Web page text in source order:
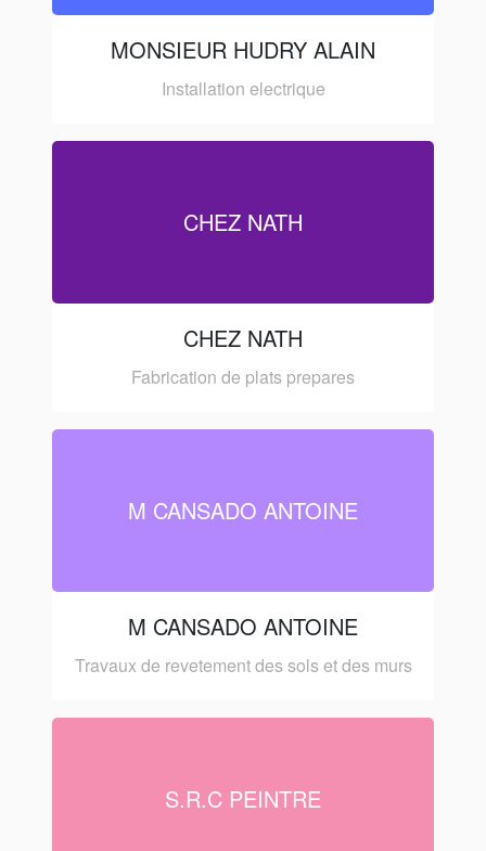
MONSIEUR HUDRY ALAIN
Installation electrique
CHEZ NATH
CHEZ NATH
Fabrication de plats prepares
M CANSADO ANTOINE
M CANSADO ANTOINE
Travaux de revetement des sols et des murs
S.R.C PEINTRE